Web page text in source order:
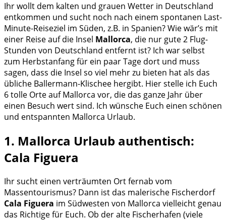
Ihr wollt dem kalten und grauen Wetter in Deutschland
entkommen und sucht noch nach einem spontanen Last-
Minute-Reiseziel im Süden, z.B. in Spanien? Wie wär’s mit
einer Reise auf die Insel Mallorca, die nur gute 2 Flug-
Stunden von Deutschland entfernt ist? Ich war selbst
zum Herbstanfang für ein paar Tage dort und muss
sagen, dass die Insel so viel mehr zu bieten hat als das
übliche Ballermann-Klischee hergibt. Hier stelle ich Euch
6 tolle Orte auf Mallorca vor, die das ganze Jahr über
einen Besuch wert sind. Ich wünsche Euch einen schönen
und entspannten Mallorca Urlaub.
1. Mallorca Urlaub authentisch:
Cala Figuera
Ihr sucht einen verträumten Ort fernab vom
Massentourismus? Dann ist das malerische Fischerdorf
Cala Figuera im Südwesten von Mallorca vielleicht genau
das Richtige für Euch. Ob der alte Fischerhafen (viele